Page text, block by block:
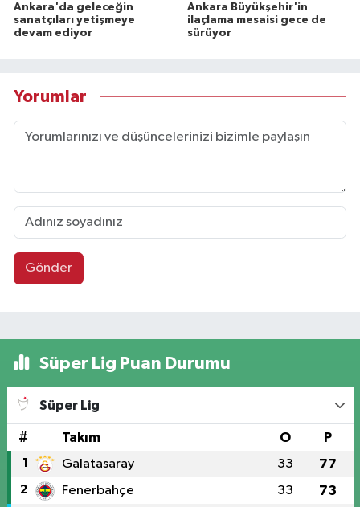
Ankara'da geleceğin
sanatçıları yetişmeye
devam ediyor
Ankara Büyükşehir'in
ilaçlama mesaisi gece de
sürüyor
Yorumlar
Gönder
Süper Lig Puan Durumu
Süper Lig
# Takım O P
1 Galatasaray 33 77
2 Fenerbahçe 33 73